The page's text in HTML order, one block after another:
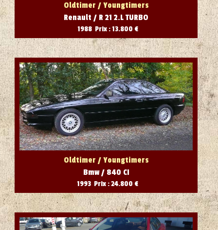
Oldtimer / Youngtimers
Renault / R 21 2.L TURBO
1988 Prix : 13.800 €
Oldtimer / Youngtimers
Bmw / 840 CI
1993 Prix : 24.800 €